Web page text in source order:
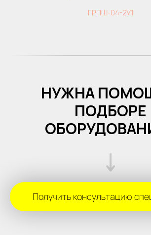
ГРПШ-04-2У1
НУЖНА
ПОДБОРЕ
Получить консультацию